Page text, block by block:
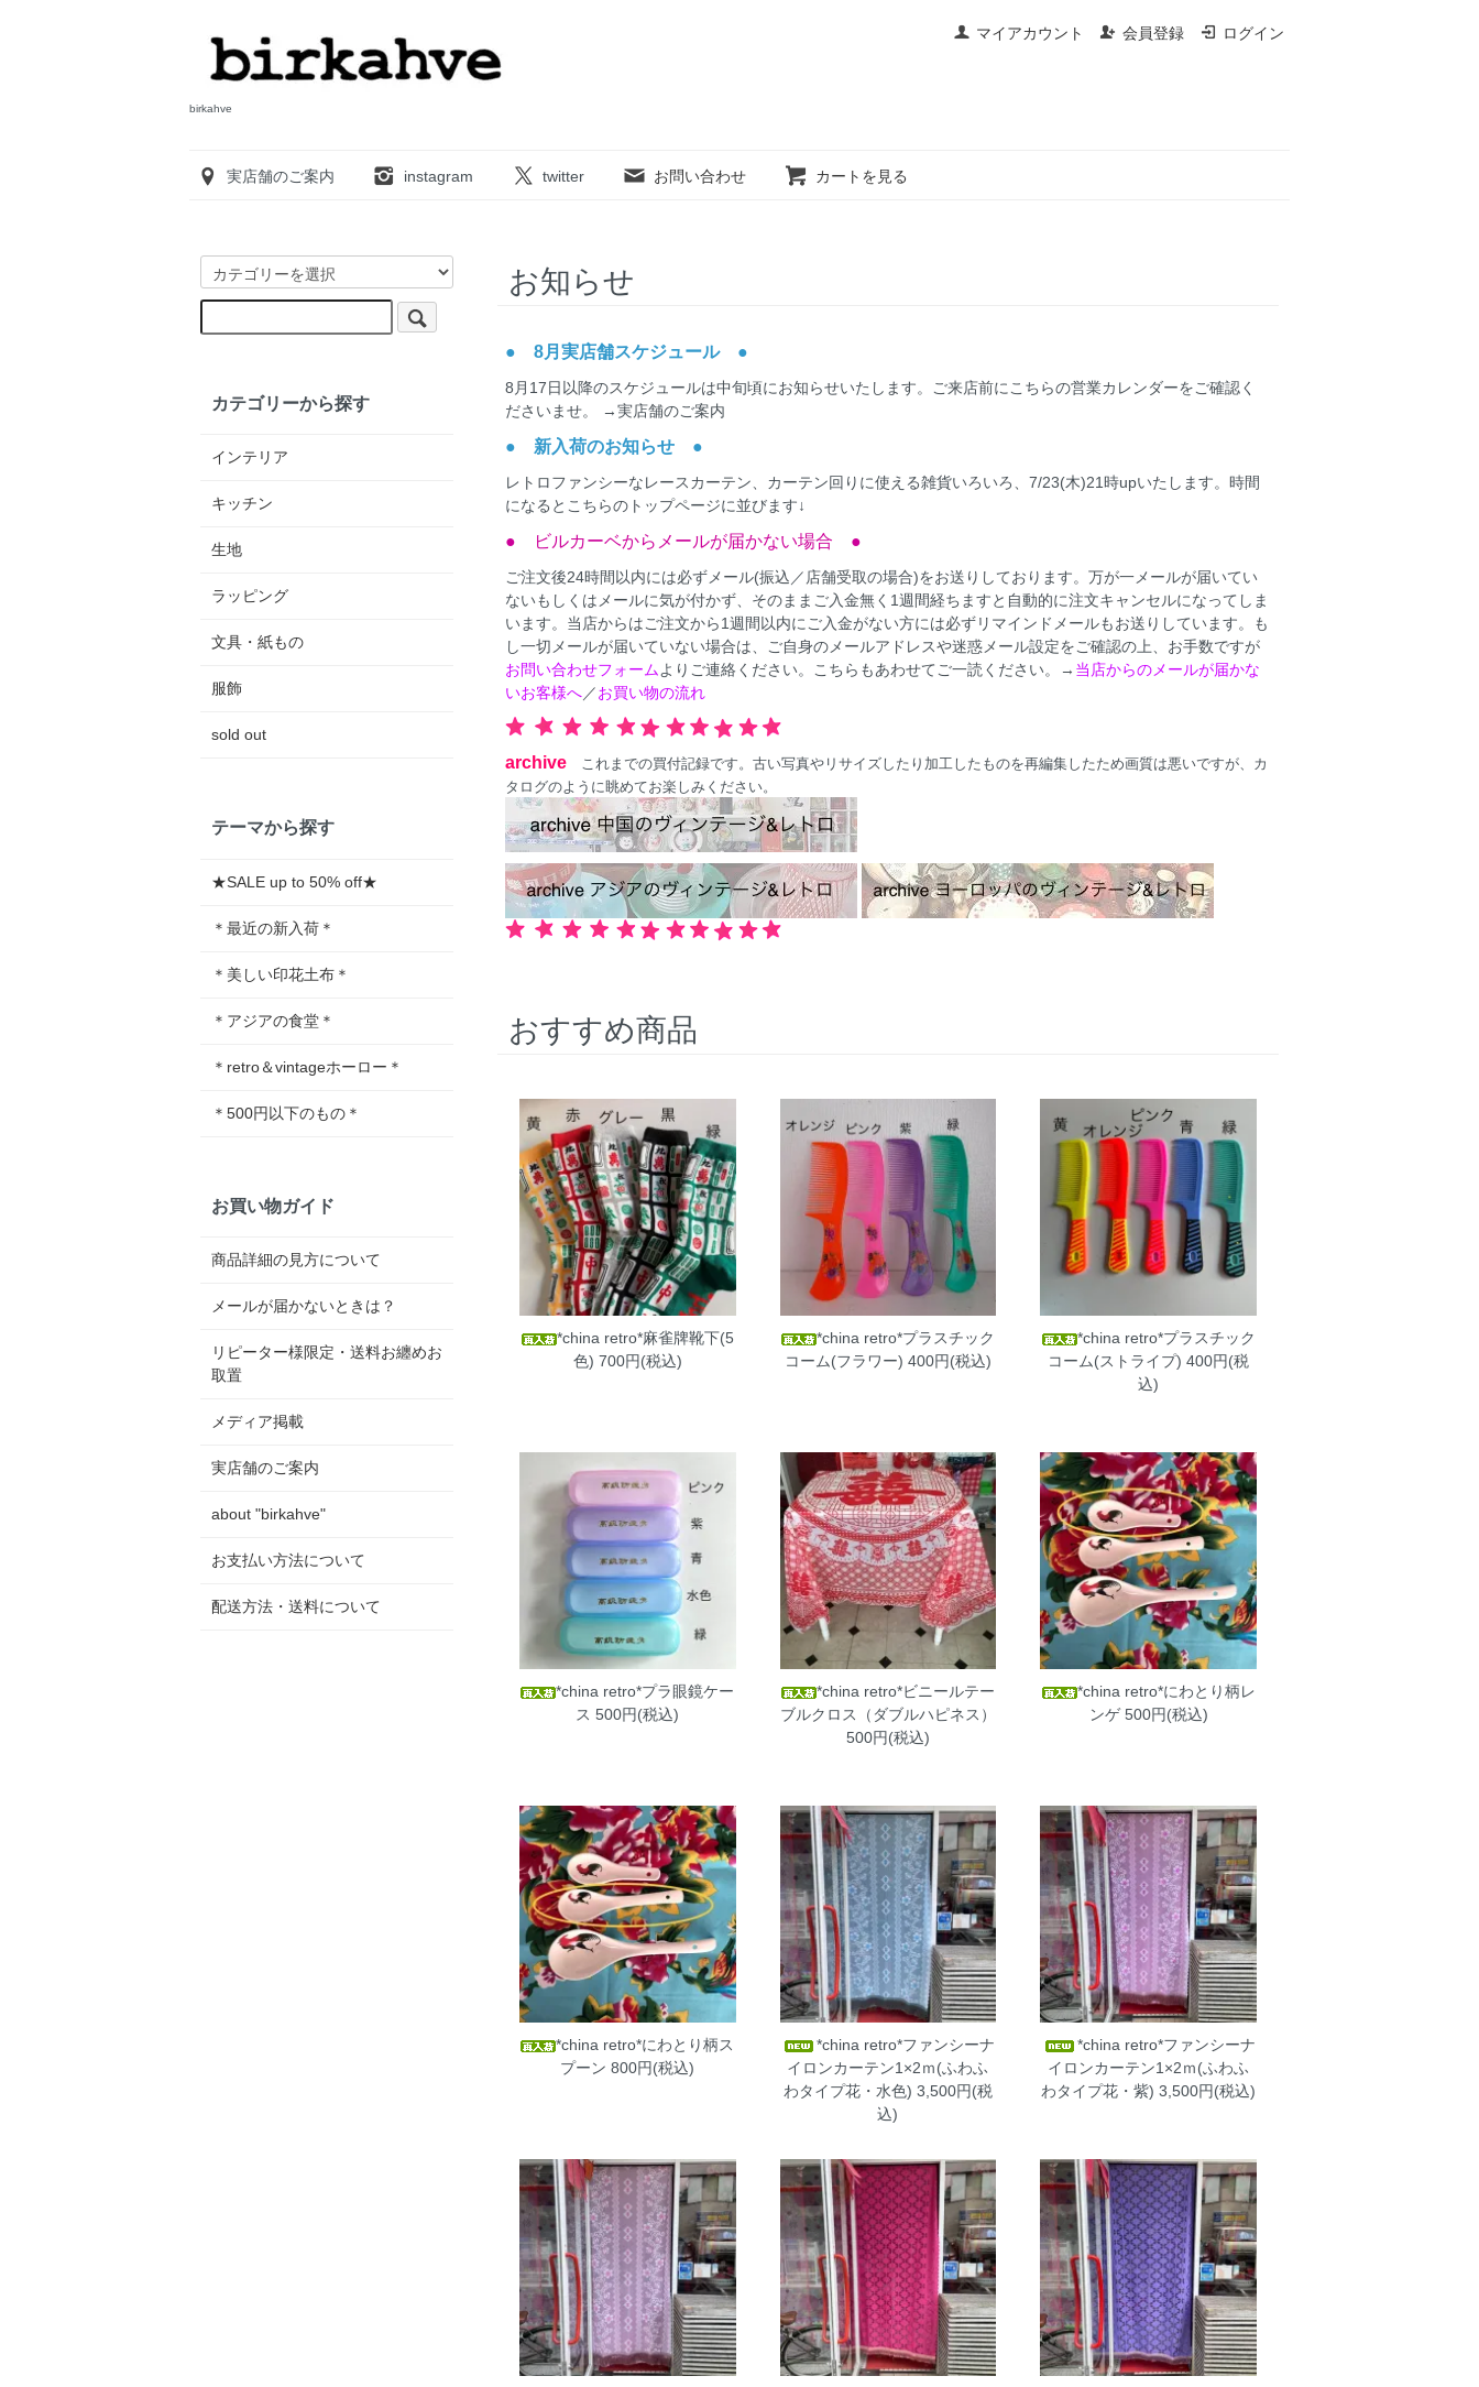
マイアカウント 会員登録 ログイン
birkahve
実店舗のご案内 instagram twitter お問い合わせ カートを見る
お知らせ
● 8月実店舗スケジュール ●
8月17日以降のスケジュールは中旬頃にお知らせいたします。ご来店前にこちらの営業カレンダーをご確認く
ださいませ。
→実店舗のご案内
● 新入荷のお知らせ ●
レトロファンシーなレースカーテン、カーテン回りに使える雑貨いろいろ、7/23(木)21時upいたします。時間
になるとこちらのトップページに並びます↓
● ビルカーベからメールが届かない場合 ●
ご注文後24時間以内には必ずメール(振込／店舗受取の場合)をお送りしております。万が一メールが届いてい
ないもしくはメールに気が付かず、そのままご入金無く1週間経ちますと自動的に注文キャンセルになってしま
います。当店からはご注文から1週間以内にご入金がない方には必ずリマインドメールもお送りしています。も
し一切メールが届いていない場合は、ご自身のメールアドレスや迷惑メール設定をご確認の上、お手数ですが
お問い合わせフォームよりご連絡ください。こちらもあわせてご一読ください。→ 当店からのメールが届かな
いお客様へ／お買い物の流れ
archive これまでの買付記録です。古い写真やリサイズしたり加工したものを再編集したため画質は悪いですが、カ
タログのように眺めてお楽しみください。
おすすめ商品
*china retro*麻雀牌靴下(5
色) 700円(税込)
*china retro*プラスチック
コーム(フラワー) 400円(税込)
*china retro*プラスチック
コーム(ストライプ) 400円(税
込)
*china retro*プラ眼鏡ケー
ス 500円(税込)
*china retro*ビニールテー
ブルクロス（ダブルハピネス）
500円(税込)
*china retro*にわとり柄レ
ンゲ500円(税込)
*china retro*にわとり柄ス
プーン 800円(税込)
*china retro*ファンシーナ
イロンカーテン1×2ｍ(ふわふ
わタイプ花・水色) 3,500円(税
込)
*china retro*ファンシーナ
イロンカーテン1×2ｍ(ふわふ
わタイプ花・紫) 3,500円(税込)
カテゴリーから探す
インテリア
キッチン
生地
ラッピング
文具・紙もの
服飾
sold out
テーマから探す
★SALE up to 50% off★
＊最近の新入荷＊
＊美しい印花土布＊
＊アジアの食堂＊
＊retro＆vintageホーロー＊
＊500円以下のもの＊
お買い物ガイド
商品詳細の見方について
メールが届かないときは？
リピーター様限定・送料お纏めお
取置
メディア掲載
実店舗のご案内
about "birkahve"
お支払い方法について
配送方法・送料について